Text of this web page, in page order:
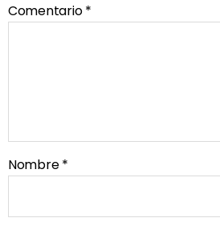
Comentario*
Nombre*